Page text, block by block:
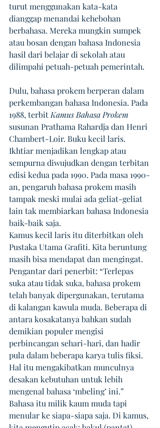
turut menggunakan kata-kata
dianggap menandai kehebohan
berbahasa. Mereka mungkin sumpek
atau bosan dengan bahasa Indonesia
hasil dari belajar di sekolah atau
dilimpahi petuah-petuah pemerintah.
Dulu, bahasa prokem berperan dalam
perkembangan bahasa Indonesia. Pada
1988, terbit Kamus Bahasa Prokem
susunan Prathama Rahardja dan Henri
Chambert-Loir. Buku kecil laris.
Ikhtiar menjadikan lengkap atau
sempurna diwujudkan dengan terbitan
edisi kedua pada 1990. Pada masa 1990-
an, pengaruh bahasa prokem masih
tampak meski mulai ada geliat-geliat
lain tak membiarkan bahasa Indonesia
baik-baik saja.
Kamus kecil laris itu diterbitkan oleh
Pustaka Utama Grafiti. Kita beruntung
masih bisa mendapat dan mengingat.
Pengantar dari penerbit: “Terlepas
suka atau tidak suka, bahasa prokem
telah banyak dipergunakan, terutama
di kalangan kawula muda. Beberapa di
antara kosakatanya bahkan sudah
demikian populer mengisi
perbincangan sehari-hari, dan hadir
pula dalam beberapa karya tulis fiksi.
Hal itu mengakibatkan munculnya
desakan kebutuhan untuk lebih
mengenal bahasa ‘mbeling’ ini.”
Bahasa itu milik kaum muda tapi
menular ke siapa-siapa saja. Di kamus,